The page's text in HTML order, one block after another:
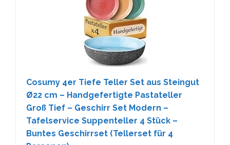
Cosumy 4er Tiefe Teller Set aus Steingut
Ø22 cm – Handgefertigte Pastateller
Groß Tief – Geschirr Set Modern –
Tafelservice Suppenteller 4 Stück –
Buntes Geschirrset (Tellerset für 4